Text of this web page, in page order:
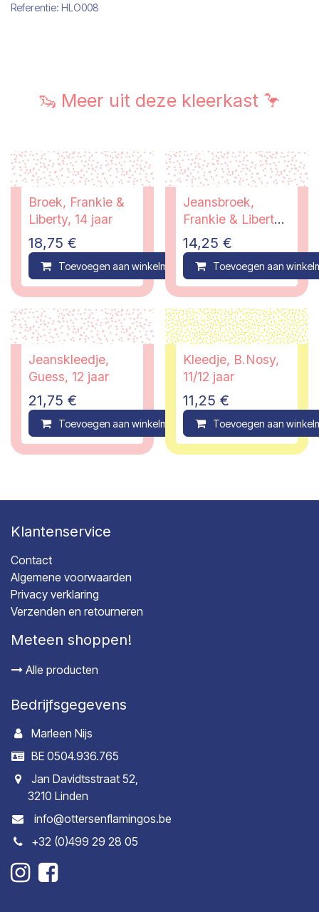
Referentie: HLO008
🦦 Meer uit deze kleerkast 🦩
Broek, Frankie &
Liberty, 14 jaar
18,75 €
Toevoegen aan winkelmandje Compare
Jeansbroek,
Frankie & Liberty,
14 jaar
14,25 €
Toevoegen aan
Jeanskleedje,
Guess, 12 jaar
21,75 €
Toevoegen aan winkelmandje Compare
Kleedje, B.Nosy,
11/12 jaar
11,25 €
Toevoegen aan
Klantenservice
Contact
Algemene voorwaarden
Privacy verklaring
Verzenden en retourneren
Meteen shoppen!
Alle producten
Bedrijfsgegevens
Marleen Nijs
BE 0504.936.765
Jan Davidtsstraat 52,
3210 Linden
info@ottersenflamingos.be
+32 (0)499 29 28 05